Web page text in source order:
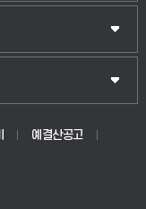
예결산공고